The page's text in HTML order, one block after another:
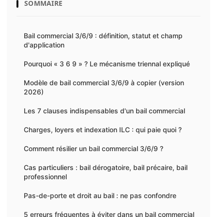
SOMMAIRE
Bail commercial 3/6/9 : définition, statut et champ
d'application
Pourquoi « 3 6 9 » ? Le mécanisme triennal expliqué
Modèle de bail commercial 3/6/9 à copier (version
2026)
Les 7 clauses indispensables d'un bail commercial
Charges, loyers et indexation ILC : qui paie quoi ?
Comment résilier un bail commercial 3/6/9 ?
Cas particuliers : bail dérogatoire, bail précaire, bail
professionnel
Pas-de-porte et droit au bail : ne pas confondre
5 erreurs fréquentes à éviter dans un bail commercial